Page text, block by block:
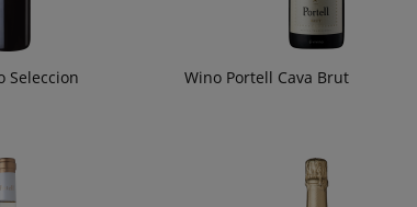
Seleccion Wino Portell Cava Brut